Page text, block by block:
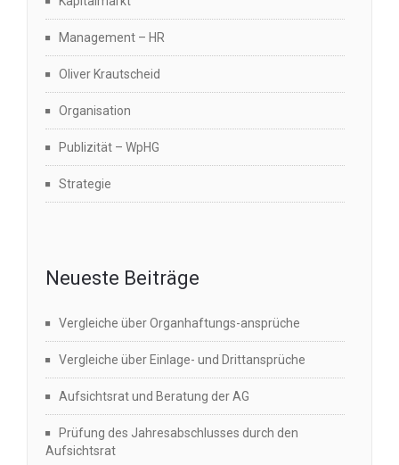
Management – HR
Oliver Krautscheid
Organisation
Publizität – WpHG
Strategie
Neueste Beiträge
Vergleiche über Organhaftungs-ansprüche
Vergleiche über Einlage- und Drittansprüche
Aufsichtsrat und Beratung der AG
Prüfung des Jahresabschlusses durch den
Aufsichtsrat